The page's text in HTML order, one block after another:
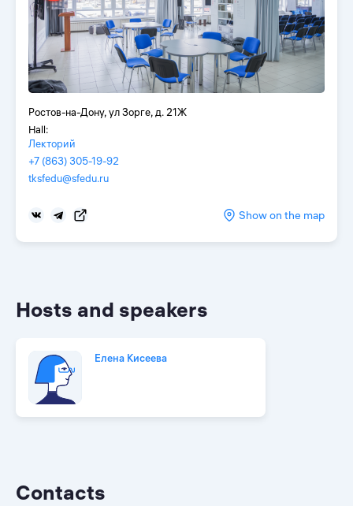
Ростов-на-Дону, ул Зорге, д. 21Ж
Hall:
Лекторий
+7 (863) 305-19-92
tksfedu@sfedu.ru
Show on the map
Hosts and speakers
Елена Кисеева
Contacts